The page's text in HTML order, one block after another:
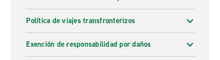
Política de viajes transfronterizos
Exención de responsabilidad por daños